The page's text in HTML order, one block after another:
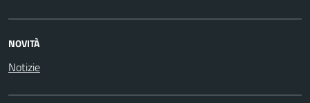
NOVITÀ
Notizie